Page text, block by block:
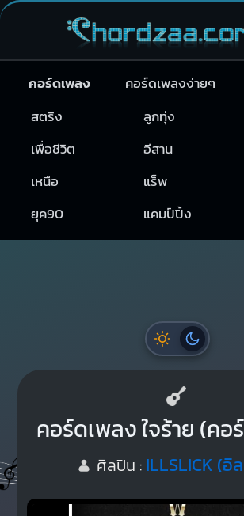
คอร์ดเพลง คอร์ดเพลงง่ายๆ
สตริง
ลูกทุ่ง
เพื่อชีวิต
อีสาน
เหนือ
แร็พ
ยุค90
แคมป์ปิ้ง
คอร์ดเพลง ใจร้าย (คอ
ศิลปิน : ILLSLICK (อิ